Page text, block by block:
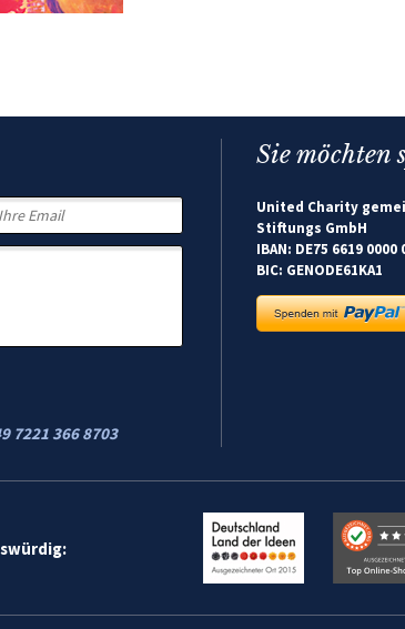
7221 366 8703
Sie möchten
United Charity
Stiftungs GmbH
IBAN: DE75 6619 0000
BIC: GENODE61KA1